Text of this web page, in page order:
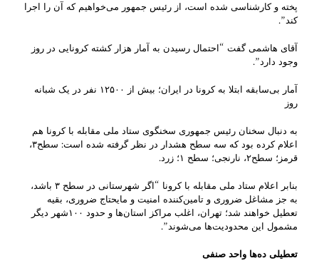
پخته و کارشناسی شده است، از رئیس جمهور می‌خواهیم که آن را اجرا
کند”.
آقای هاشمی گفت “احتمال رسیدن به آمار هزار کشته کرونایی در روز
وجود دارد”.
آمار بی‌سابقه ابتلا به کرونا در ایران؛ بیش از ۱۲۵۰۰ نفر در یک شبانه
روز
به دنبال سخنان رئیس جمهوری سخنگوی ستاد ملی مقابله با کرونا هم
اعلام کرده بود که سه سطح هشدار در نظر گرفته شده است: سطح۳،
قرمز؛ سطح۲، نارنجی؛ سطح ۱؛ زرد.
بنابر اعلام ستاد ملی مقابله با کرونا “اگر شهرستانی در سطح ۳ باشد،
به جز مشاغل ضروری و‌ تامین‌کننده امنیت و مایحتاج ضروری، بقیه
تعطیل خواهند شد؛ تهران، اغلب مراکز استان‌ها و حدود ۱۰۰شهر دیگر
مشمول این محدودیت‌ها می‌شوند”.
تعطیلی ده‌ها واحد صنفی